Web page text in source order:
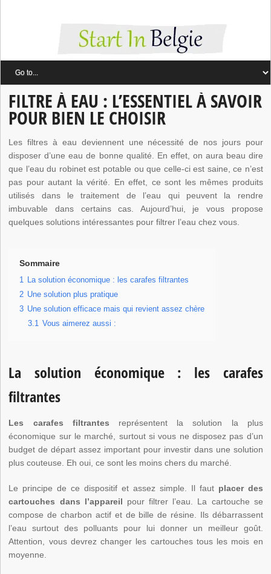
FILTRE À EAU : L’ESSENTIEL À SAVOIR
POUR BIEN LE CHOISIR
Les filtres à eau deviennent une nécessité de nos jours pour
disposer d’une eau de bonne qualité. En effet, on aura beau dire
que l’eau du robinet est potable ou que celle-ci est saine, ce n’est
pas pour autant la vérité. En effet, ce sont les mêmes produits
utilisés dans le traitement de l’eau qui peuvent la rendre
imbuvable dans certains cas. Aujourd’hui, je vous propose
quelques solutions intéressantes pour filtrer l’eau chez vous.
Sommaire
1 La solution économique : les carafes filtrantes
2 Une solution plus pratique
3 Une solution efficace mais qui revient assez chère
3.1 Vous aimerez aussi :
La solution économique : les carafes
filtrantes
Les carafes filtrantes représentent la solution la plus
économique sur le marché, surtout si vous ne disposez pas d’un
budget de départ assez important pour investir dans une solution
plus couteuse. Eh oui, ce sont les moins chers du marché.
Le principe de ce dispositif et assez simple. Il faut placer des
cartouches dans l’appareil pour filtrer l’eau. La cartouche se
compose de charbon actif et de bille de résine. Ils débarrassent
l’eau surtout des polluants pour lui donner un meilleur goût.
Attention, vous devrez changer les cartouches tous les mois en
moyenne.